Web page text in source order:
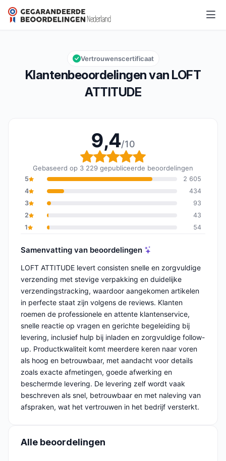
LOFT ATTITUDE
Algemene beoordeling: 9,4 van 10
9,4/10
Klantenbeoordelingen van LOFT
ATTITUDE
Vertrouwenscertificaat
9,4/10
Algemene beoordeling:
Gebaseerd op 3 229 gepubliceerde beoordelingen
5
2 605
4
434
3
93
2
43
1
54
Samenvatting van beoordelingen
LOFT ATTITUDE levert consisten snelle en zorgvuldige
verzending met stevige verpakking en duidelijke
verzendingstracking, waardoor aangekomen artikelen
in perfecte staat zijn volgens de reviews. Klanten
roemen de professionele en attente klantenservice,
snelle reactie op vragen en gerichte begeleiding bij
levering, inclusief hulp bij inladen en zorgvuldige follow-
up. Productkwaliteit komt meerdere keren naar voren
als hoog en betrouwbaar, met aandacht voor details
zoals exacte afmetingen, goede afwerking en
beschermde levering. De levering zelf wordt vaak
beschreven als snel, betrouwbaar en met naleving van
afspraken, wat het vertrouwen in het bedrijf versterkt.
Alle beoordelingen